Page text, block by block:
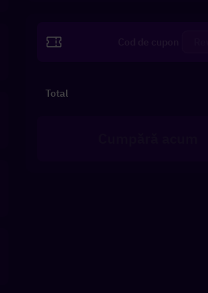
Total